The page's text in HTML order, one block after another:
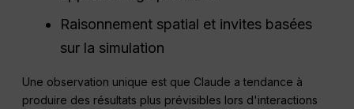
Raisonnement spatial et invites basées
sur la simulation
Une observation unique est que Claude a tendance à
produire des résultats plus prévisibles lors d'interactions